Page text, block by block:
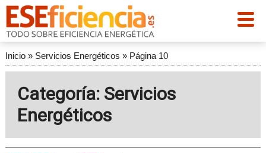
Inicio» Servicios Energéticos » Página 10
Categoría: Servicios
Energéticos